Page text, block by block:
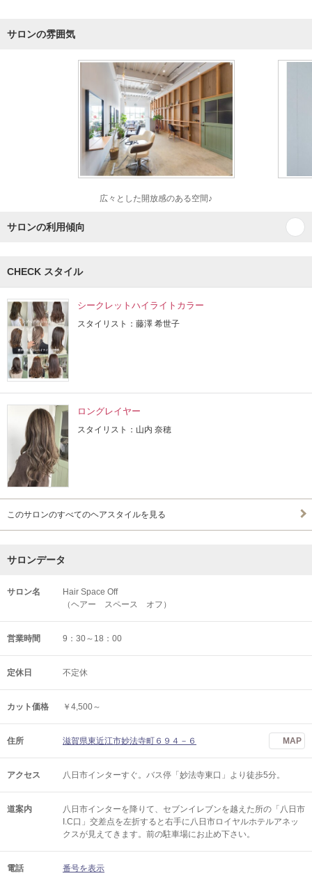
サロンの雰囲気
広々とした開放感のある空間♪
サロンの利用傾向
CHECK スタイル
シークレットハイライトカラー
スタイリスト：藤澤 希世子
ロングレイヤー
スタイリスト：山内 奈穂
このサロンのすべてのヘアスタイルを見る
サロンデータ
サロン名
Hair Space Off
（ヘアー スペース オフ）
営業時間 9：30～18：00
定休日 不定休
カット価格 ￥4,500～
住所 滋賀県東近江市妙法寺町６９４－６ MAP
アクセス 八日市インターすぐ。バス停「妙法寺東口」より徒歩5分。
道案内
八日市インターを降りて、セブンイレブンを越えた所の「八日市
I.C口」交差点を左折すると右手に八日市ロイヤルホテルアネッ
クスが見えてきます。前の駐車場にお止め下さい。
電話 番号を表示